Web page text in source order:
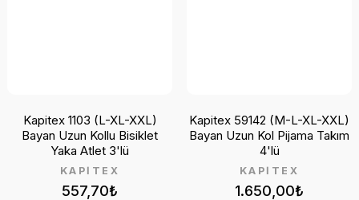
557,70₺
KAPİTEX
Kapitex 1103 (L-XL-XXL)
Bayan Uzun Kollu Bisiklet
Yaka Atlet 3'lü
1.650,00₺
KAPİTEX
Kapitex 59142 (M-L-XL-XXL)
Bayan Uzun Kol Pijama Takım
4'lü